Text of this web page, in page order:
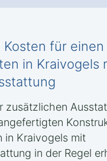
Kosten für einen
in Kraivogels
zusätzlichen
in Kraivogels mit
in der Regel